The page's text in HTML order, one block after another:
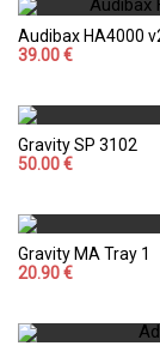
Audibax HA4000
39.00 €
Gravity SP 3102
50.00 €
Gravity MA Tray 1
20.90 €